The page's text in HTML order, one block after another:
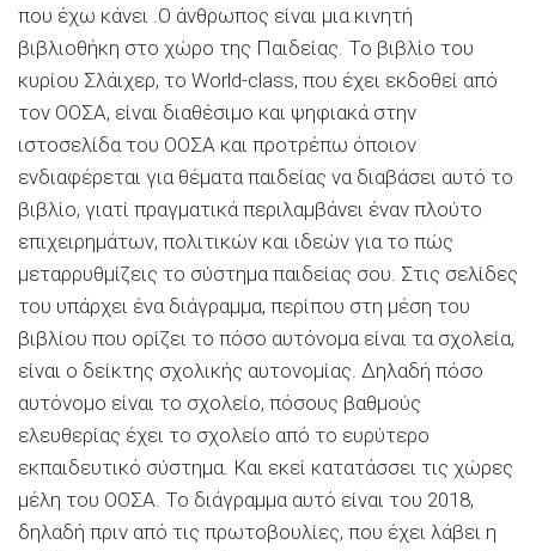
που έχω κάνει .Ο άνθρωπος είναι μια κινητή
βιβλιοθήκη στο χώρο της Παιδείας. Το βιβλίο του
κυρίου Σλάιχερ, το World-class, που έχει εκδοθεί από
τον ΟΟΣΑ, είναι διαθέσιμο και ψηφιακά στην
ιστοσελίδα του ΟΟΣΑ και προτρέπω όποιον
ενδιαφέρεται για θέματα παιδείας να διαβάσει αυτό το
βιβλίο, γιατί πραγματικά περιλαμβάνει έναν πλούτο
επιχειρημάτων, πολιτικών και ιδεών για το πώς
μεταρρυθμίζεις το σύστημα παιδείας σου. Στις σελίδες
του υπάρχει ένα διάγραμμα, περίπου στη μέση του
βιβλίου που ορίζει το πόσο αυτόνομα είναι τα σχολεία,
είναι ο δείκτης σχολικής αυτονομίας. Δηλαδή πόσο
αυτόνομο είναι το σχολείο, πόσους βαθμούς
ελευθερίας έχει το σχολείο από το ευρύτερο
εκπαιδευτικό σύστημα. Και εκεί κατατάσσει τις χώρες
μέλη του ΟΟΣΑ. Το διάγραμμα αυτό είναι του 2018,
δηλαδή πριν από τις πρωτοβουλίες, που έχει λάβει η